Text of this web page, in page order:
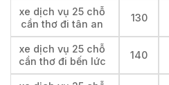
xe dịch vụ 25 chỗ
cần thơ đi tân an
130
xe dịch vụ 25 chỗ
cần thơ đi bến lức
140